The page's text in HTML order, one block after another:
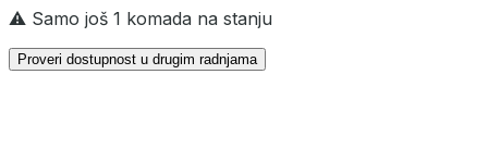
⚠️ Samo još 1 komada na stanju
Proveri dostupnost u drugim radnjama